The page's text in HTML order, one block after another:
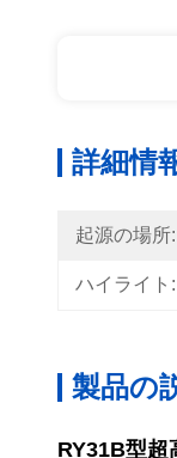
詳細情
起源の場所:
ハイライト:
製品の
RY31B型超